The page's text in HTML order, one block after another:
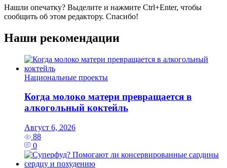
Нашли опечатку? Выделите и нажмите Ctrl+Enter, чтобы
сообщить об этом редактору. Спасибо!
Наши рекомендации
Национальные проекты
Когда молоко матери превращается в
алкогольный коктейль
Август 6, 2026
88
0